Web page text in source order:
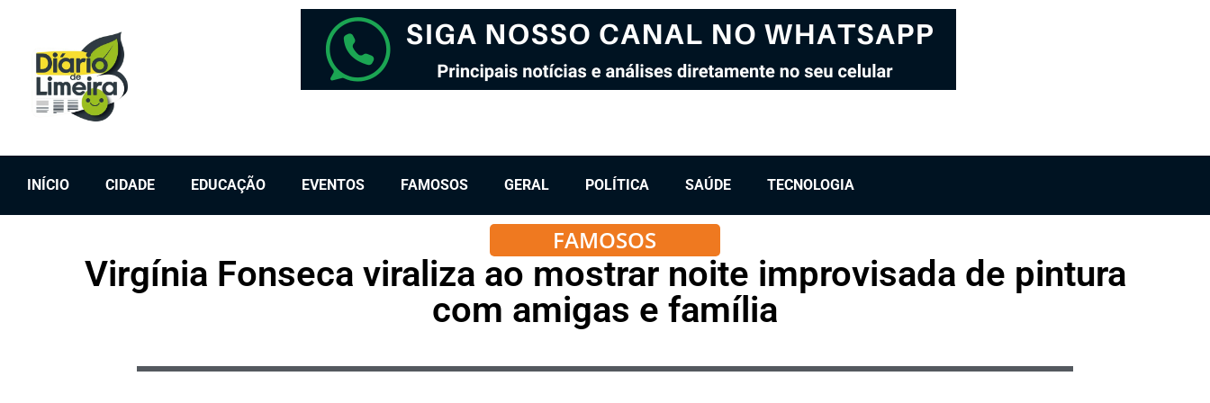
INÍCIO CIDADE EDUCAÇÃO EVENTOS FAMOSOS GERAL POLÍTICA SAÚDE TECNOLOGIA
FAMOSOS
Virgínia Fonseca viraliza ao mostrar noite improvisada de pintura
com amigas e família